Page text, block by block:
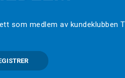
som medlem av kundeklubben